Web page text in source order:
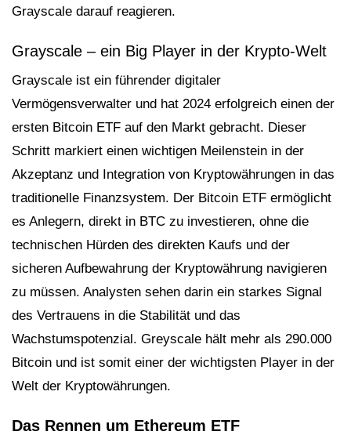
Grayscale darauf reagieren.
Grayscale – ein Big Player in der Krypto-Welt
Grayscale ist ein führender digitaler
Vermögensverwalter und hat 2024 erfolgreich einen der
ersten Bitcoin ETF auf den Markt gebracht. Dieser
Schritt markiert einen wichtigen Meilenstein in der
Akzeptanz und Integration von Kryptowährungen in das
traditionelle Finanzsystem. Der Bitcoin ETF ermöglicht
es Anlegern, direkt in BTC zu investieren, ohne die
technischen Hürden des direkten Kaufs und der
sicheren Aufbewahrung der Kryptowährung navigieren
zu müssen. Analysten sehen darin ein starkes Signal
des Vertrauens in die Stabilität und das
Wachstumspotenzial. Greyscale hält mehr als 290.000
Bitcoin und ist somit einer der wichtigsten Player in der
Welt der Kryptowährungen.
Das Rennen um Ethereum ETF